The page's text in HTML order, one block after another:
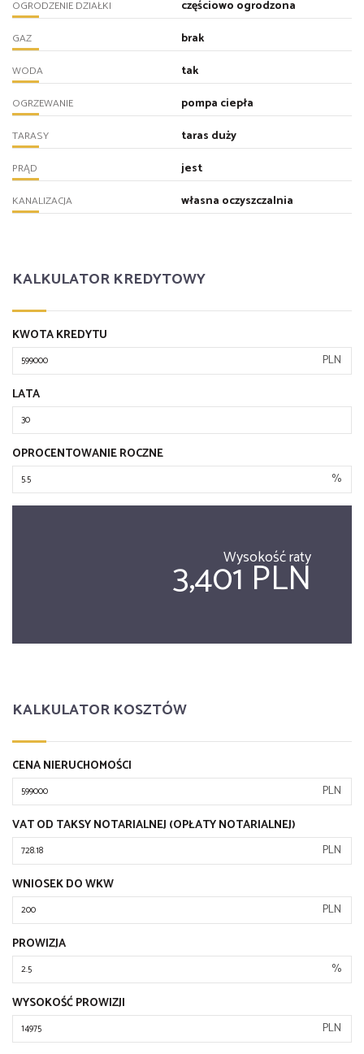
OGRODZENIE DZIAŁKI częściowo ogrodzona
GAZ brak
WODA tak
OGRZEWANIE pompa ciepła
TARASY taras duży
PRĄD jest
KANALIZACJA własna oczyszczalnia
KALKULATOR KREDYTOWY
KWOTA KREDYTU
PLN
LATA
OPROCENTOWANIE ROCZNE
%
Wysokość raty
3,401 PLN
KALKULATOR KOSZTÓW
CENA NIERUCHOMOŚCI
PLN
VAT OD TAKSY NOTARIALNEJ (OPŁATY NOTARIALNEJ)
PLN
WNIOSEK DO WKW
PLN
PROWIZJA
%
WYSOKOŚĆ PROWIZJI
PLN